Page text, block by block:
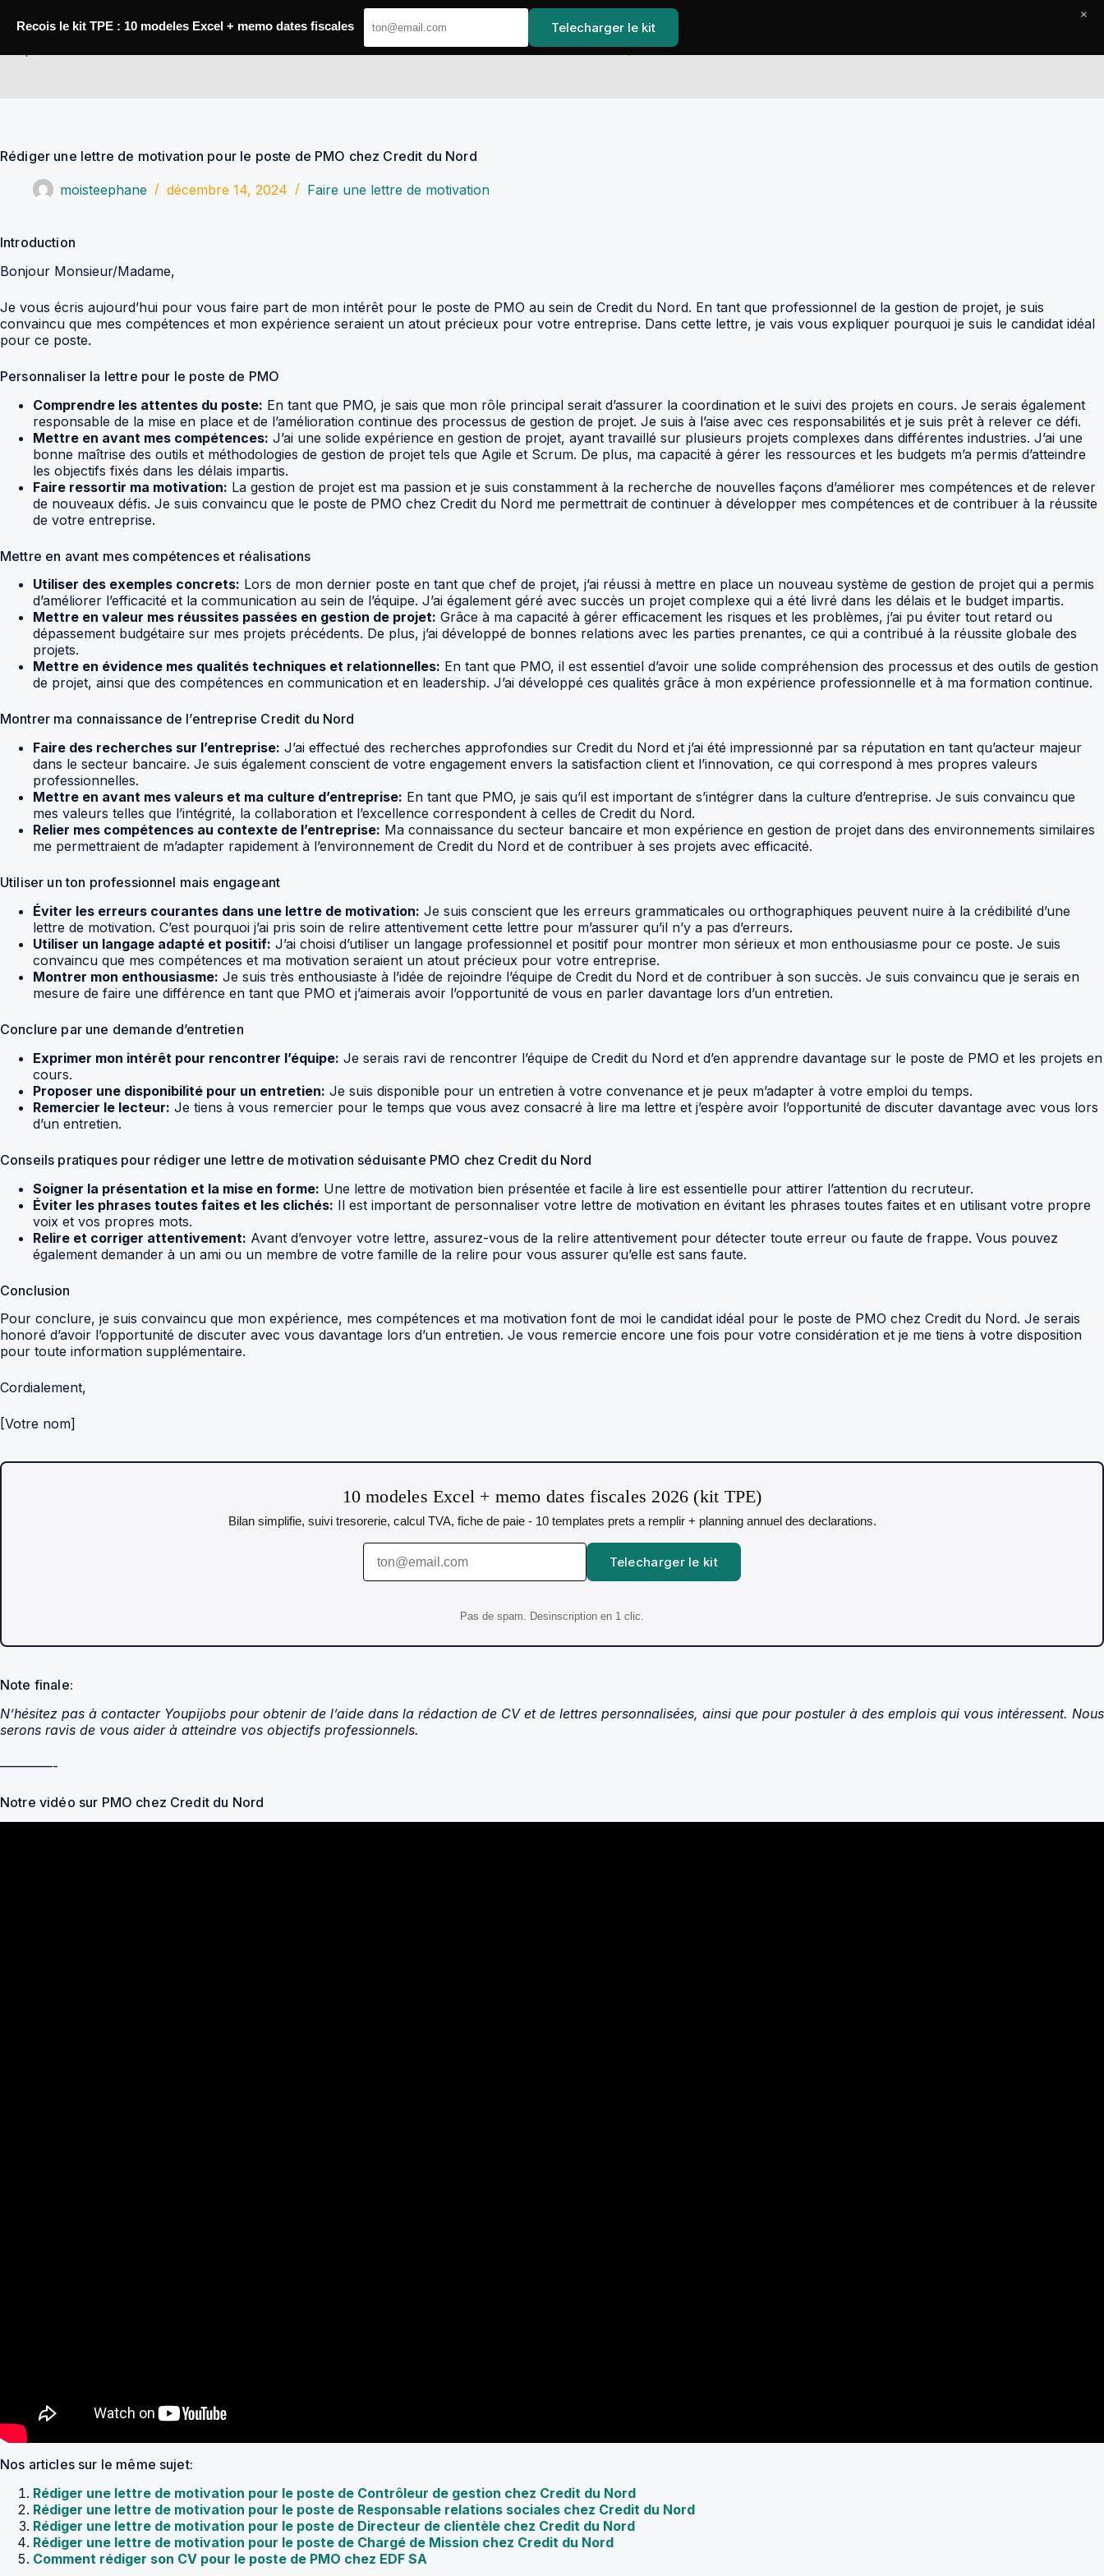
Rédiger une lettre de motivation pour le poste de PMO chez Credit du Nord
moisteephane décembre 14, 2024 Faire une lettre de motivation
Introduction
Bonjour Monsieur/Madame,
Je vous écris aujourd’hui pour vous faire part de mon intérêt pour le poste de PMO au sein de Credit du Nord. En tant que professionnel de la gestion de projet, je suis
convaincu que mes compétences et mon expérience seraient un atout précieux pour votre entreprise. Dans cette lettre, je vais vous expliquer pourquoi je suis le candidat idéal
pour ce poste.
Personnaliser la lettre pour le poste de PMO
Comprendre les attentes du poste: En tant que PMO, je sais que mon rôle principal serait d’assurer la coordination et le suivi des projets en cours. Je serais également
responsable de la mise en place et de l’amélioration continue des processus de gestion de projet. Je suis à l’aise avec ces responsabilités et je suis prêt à relever ce défi.
Mettre en avant mes compétences: J’ai une solide expérience en gestion de projet, ayant travaillé sur plusieurs projets complexes dans différentes industries. J’ai une
bonne maîtrise des outils et méthodologies de gestion de projet tels que Agile et Scrum. De plus, ma capacité à gérer les ressources et les budgets m’a permis d’atteindre
les objectifs fixés dans les délais impartis.
Faire ressortir ma motivation: La gestion de projet est ma passion et je suis constamment à la recherche de nouvelles façons d’améliorer mes compétences et de relever
de nouveaux défis. Je suis convaincu que le poste de PMO chez Credit du Nord me permettrait de continuer à développer mes compétences et de contribuer à la réussite
de votre entreprise.
Mettre en avant mes compétences et réalisations
Utiliser des exemples concrets: Lors de mon dernier poste en tant que chef de projet, j’ai réussi à mettre en place un nouveau système de gestion de projet qui a permis
d’améliorer l’efficacité et la communication au sein de l’équipe. J’ai également géré avec succès un projet complexe qui a été livré dans les délais et le budget impartis.
Mettre en valeur mes réussites passées en gestion de projet: Grâce à ma capacité à gérer efficacement les risques et les problèmes, j’ai pu éviter tout retard ou
dépassement budgétaire sur mes projets précédents. De plus, j’ai développé de bonnes relations avec les parties prenantes, ce qui a contribué à la réussite globale des
projets.
Mettre en évidence mes qualités techniques et relationnelles: En tant que PMO, il est essentiel d’avoir une solide compréhension des processus et des outils de gestion
de projet, ainsi que des compétences en communication et en leadership. J’ai développé ces qualités grâce à mon expérience professionnelle et à ma formation continue.
Montrer ma connaissance de l’entreprise Credit du Nord
Faire des recherches sur l’entreprise: J’ai effectué des recherches approfondies sur Credit du Nord et j’ai été impressionné par sa réputation en tant qu’acteur majeur
dans le secteur bancaire. Je suis également conscient de votre engagement envers la satisfaction client et l’innovation, ce qui correspond à mes propres valeurs
professionnelles.
Mettre en avant mes valeurs et ma culture d’entreprise: En tant que PMO, je sais qu’il est important de s’intégrer dans la culture d’entreprise. Je suis convaincu que
mes valeurs telles que l’intégrité, la collaboration et l’excellence correspondent à celles de Credit du Nord.
Relier mes compétences au contexte de l’entreprise: Ma connaissance du secteur bancaire et mon expérience en gestion de projet dans des environnements similaires
me permettraient de m’adapter rapidement à l’environnement de Credit du Nord et de contribuer à ses projets avec efficacité.
Utiliser un ton professionnel mais engageant
Éviter les erreurs courantes dans une lettre de motivation: Je suis conscient que les erreurs grammaticales ou orthographiques peuvent nuire à la crédibilité d’une
lettre de motivation. C’est pourquoi j’ai pris soin de relire attentivement cette lettre pour m’assurer qu’il n’y a pas d’erreurs.
Utiliser un langage adapté et positif: J’ai choisi d’utiliser un langage professionnel et positif pour montrer mon sérieux et mon enthousiasme pour ce poste. Je suis
convaincu que mes compétences et ma motivation seraient un atout précieux pour votre entreprise.
Montrer mon enthousiasme: Je suis très enthousiaste à l’idée de rejoindre l’équipe de Credit du Nord et de contribuer à son succès. Je suis convaincu que je serais en
mesure de faire une différence en tant que PMO et j’aimerais avoir l’opportunité de vous en parler davantage lors d’un entretien.
Conclure par une demande d’entretien
Exprimer mon intérêt pour rencontrer l’équipe: Je serais ravi de rencontrer l’équipe de Credit du Nord et d’en apprendre davantage sur le poste de PMO et les projets en
cours.
Proposer une disponibilité pour un entretien: Je suis disponible pour un entretien à votre convenance et je peux m’adapter à votre emploi du temps.
Remercier le lecteur: Je tiens à vous remercier pour le temps que vous avez consacré à lire ma lettre et j’espère avoir l’opportunité de discuter davantage avec vous lors
d’un entretien.
Conseils pratiques pour rédiger une lettre de motivation séduisante PMO chez Credit du Nord
Soigner la présentation et la mise en forme: Une lettre de motivation bien présentée et facile à lire est essentielle pour attirer l’attention du recruteur.
Éviter les phrases toutes faites et les clichés: Il est important de personnaliser votre lettre de motivation en évitant les phrases toutes faites et en utilisant votre propre
voix et vos propres mots.
Relire et corriger attentivement: Avant d’envoyer votre lettre, assurez-vous de la relire attentivement pour détecter toute erreur ou faute de frappe. Vous pouvez
également demander à un ami ou un membre de votre famille de la relire pour vous assurer qu’elle est sans faute.
Conclusion
Pour conclure, je suis convaincu que mon expérience, mes compétences et ma motivation font de moi le candidat idéal pour le poste de PMO chez Credit du Nord. Je serais
honoré d’avoir l’opportunité de discuter avec vous davantage lors d’un entretien. Je vous remercie encore une fois pour votre considération et je me tiens à votre disposition
pour toute information supplémentaire.
Cordialement,
[Votre nom]
10 modeles Excel + memo dates fiscales 2026 (kit TPE)
Bilan simplifie, suivi tresorerie, calcul TVA, fiche de paie - 10 templates prets a remplir + planning annuel des declarations.
Telecharger le kit
Pas de spam. Desinscription en 1 clic.
Note finale:
N’hésitez pas à contacter Youpijobs pour obtenir de l’aide dans la rédaction de CV et de lettres personnalisées, ainsi que pour postuler à des emplois qui vous intéressent. Nous
serons ravis de vous aider à atteindre vos objectifs professionnels.
————-
Notre vidéo sur PMO chez Credit du Nord
Nos articles sur le même sujet:
Rédiger une lettre de motivation pour le poste de Contrôleur de gestion chez Credit du Nord
Rédiger une lettre de motivation pour le poste de Responsable relations sociales chez Credit du Nord
Rédiger une lettre de motivation pour le poste de Directeur de clientèle chez Credit du Nord
Rédiger une lettre de motivation pour le poste de Chargé de Mission chez Credit du Nord
Comment rédiger son CV pour le poste de PMO chez EDF SA
Recois le kit TPE : 10 modeles Excel + memo dates fiscales Telecharger le kit
×